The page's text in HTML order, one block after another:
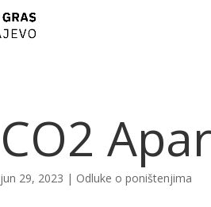
CO2
jun 29, 2023 | Odluke o poništenjima